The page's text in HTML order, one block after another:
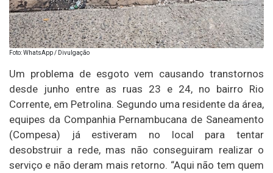
Foto: WhatsApp / Divulgação
Um problema de esgoto vem causando transtornos
desde junho entre as ruas 23 e 24, no bairro Rio
Corrente, em Petrolina. Segundo uma residente da área,
equipes da Companhia Pernambucana de Saneamento
(Compesa) já estiveram no local para tentar
desobstruir a rede, mas não conseguiram realizar o
serviço e não deram mais retorno. “Aqui não tem quem